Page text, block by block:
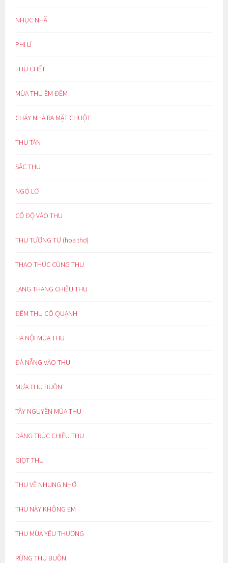
NHỤC NHÃ
PHI LÍ
THU CHẾT
MÙA THU ÊM ĐỀM
CHÁY NHÀ RA MẶT CHUỘT
THU TÀN
SẮC THU
NGÓ LƠ
CỔ ĐỘ VÀO THU
THU TƯƠNG TƯ (hoạ thơ)
THAO THỨC CÙNG THU
LANG THANG CHIỀU THU
ĐÊM THU CÔ QUẠNH
HÀ NỘI MÙA THU
ĐÀ NẴNG VÀO THU
MƯA THU BUỒN
TÂY NGUYÊN MÙA THU
DÁNG TRÚC CHIỀU THU
GIỌT THU
THU VỀ NHUNG NHỚ
THU NÀY KHÔNG EM
THU MÙA YÊU THƯƠNG
RỪNG THU BUỒN